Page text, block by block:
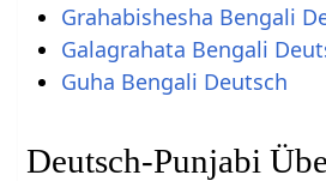
Grahabishesha Bengali
Galagrahata Bengali
Guha Bengali Deutsch
Deutsch-Punjabi